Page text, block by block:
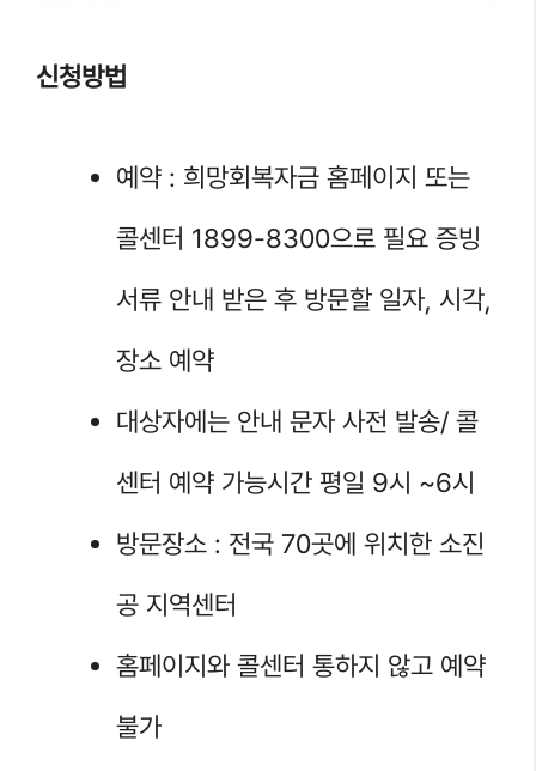
신청방법
예약 : 희망회복자금 홈페이지 또는
콜센터 1899-8300으로 필요 증빙
서류 안내 받은 후 방문할 일자, 시각,
장소 예약
대상자에는 안내 문자 사전 발송/ 콜
센터 예약 가능시간 평일 9시 ~6시
방문장소 : 전국 70곳에 위치한 소진
공 지역센터
홈페이지와 콜센터 통하지 않고 예약
불가